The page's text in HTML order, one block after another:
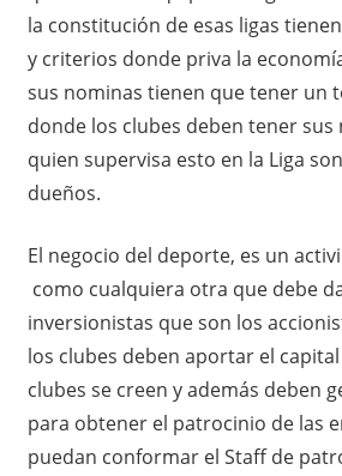
la constitución de esas ligas
y criterios donde priva la
sus nominas tienen que tener un
donde los clubes deben tener sus
quien supervisa esto en la Liga
dueños.
El negocio del deporte, es un
como cualquiera otra que debe
inversionistas que son los
los clubes deben aportar el
clubes se creen y además deben
para obtener el patrocinio de las
puedan conformar el Staff de